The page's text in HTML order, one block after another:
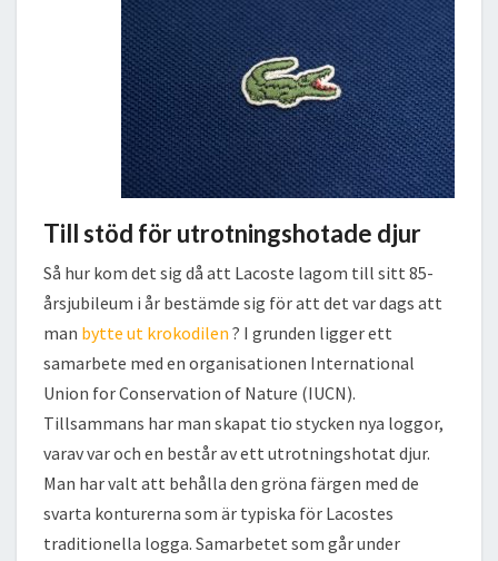
Till stöd för utrotningshotade djur
Så hur kom det sig då att Lacoste lagom till sitt 85-
årsjubileum i år bestämde sig för att det var dags att
man bytte ut krokodilen ? I grunden ligger ett
samarbete med en organisationen International
Union for Conservation of Nature (IUCN).
Tillsammans har man skapat tio stycken nya loggor,
varav var och en består av ett utrotningshotat djur.
Man har valt att behålla den gröna färgen med de
svarta konturerna som är typiska för Lacostes
traditionella logga. Samarbetet som går under